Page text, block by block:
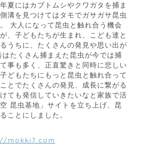
夏にはカブトムシやクワガタを捕ま
溝を見つけてはタモでガサガサ昆虫
大人になって昆虫と触れ合う機会
、子どもたちが生まれ、こども達と
うちに、たくさんの発見や思い出が
たくさん捕まえた昆虫が今では捕
事も多く、正直驚きと同時に悲しい
どもたちにもっと昆虫と触れ合って
とでたくさんの発見、成長に繋がる
ても発信していきたいなと家族で活
昆虫基地」サイトを立ち上げ、昆
ことにしました。
mokki7.com